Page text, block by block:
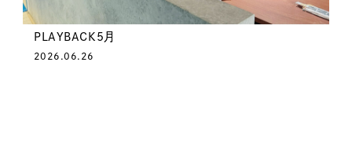
PLAYBACK5月
2026.06.26